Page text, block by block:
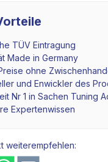
TÜV Eintragung
Made in Germany
ohne
und Enwickler des
Nr 1 in Sachen Tuning
Expertenwissen
weiterempfehlen: